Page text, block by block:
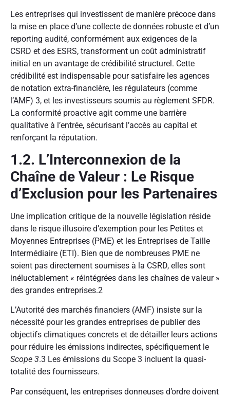
Les entreprises qui investissent de manière précoce dans
la mise en place d’une collecte de données robuste et d’un
reporting audité, conformément aux exigences de la
CSRD et des ESRS, transforment un coût administratif
initial en un avantage de crédibilité structurel. Cette
crédibilité est indispensable pour satisfaire les agences
de notation extra-financière, les régulateurs (comme
l’AMF) 3, et les investisseurs soumis au règlement SFDR.
La conformité proactive agit comme une barrière
qualitative à l’entrée, sécurisant l’accès au capital et
renforçant la réputation.
1.2. L’Interconnexion de la
Chaîne de Valeur : Le Risque
d’Exclusion pour les Partenaires
Une implication critique de la nouvelle législation réside
dans le risque illusoire d’exemption pour les Petites et
Moyennes Entreprises (PME) et les Entreprises de Taille
Intermédiaire (ETI). Bien que de nombreuses PME ne
soient pas directement soumises à la CSRD, elles sont
inéluctablement « réintégrées dans les chaînes de valeur »
des grandes entreprises.2
L’Autorité des marchés financiers (AMF) insiste sur la
nécessité pour les grandes entreprises de publier des
objectifs climatiques concrets et de détailler leurs actions
pour réduire les émissions indirectes, spécifiquement le
Scope 3.3 Les émissions du Scope 3 incluent la quasi-
totalité des fournisseurs.
Par conséquent, les entreprises donneuses d’ordre doivent